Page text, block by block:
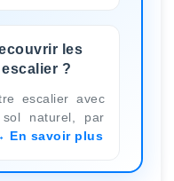
les
?
escalier avec
naturel, par
En savoir plus